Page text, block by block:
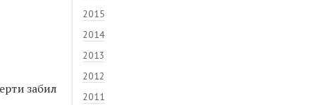
забил
2015
2014
2013
2012
2011